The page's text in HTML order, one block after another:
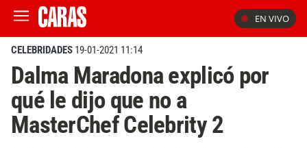
EN VIVO
CELEBRIDADES 19-01-2021 11:14
Dalma Maradona explicó por
qué le dijo que no a
MasterChef Celebrity 2